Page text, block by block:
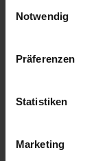
Notwendig
Präferenzen
Statistiken
Marketing
(B1 zertifiziert)
Einfacher Aufbau